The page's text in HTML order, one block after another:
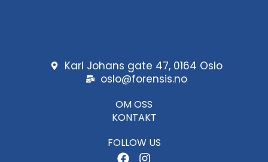
o
k
Karl Johans gate 47, 0164 Oslo
oslo@forensis.no
OM OSS
KONTAKT
FOLLOW US